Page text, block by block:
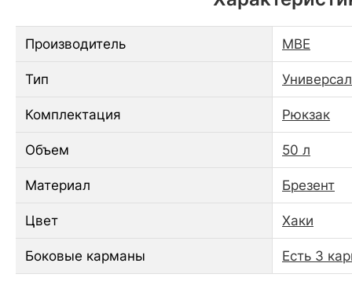
Производитель МВЕ
Тип
Комплектация Рюкзак
Объем 50 л
Материал Брезент
Цвет Хаки
Боковые карманы Есть 3